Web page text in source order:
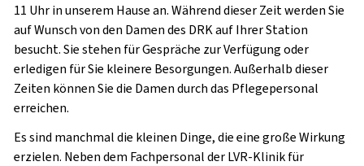
11 Uhr in unserem Hause an.Während dieser Zeit werden Sie
auf Wunsch von den Damen des DRK auf Ihrer Station
besucht. Sie stehen für Gespräche zur Verfügung oder
erledigen für Sie kleinere Besorgungen. Außerhalb dieser
Zeiten können Sie die Damen durch das Pflegepersonal
erreichen.
Es sind manchmal die kleinen Dinge, die eine große Wirkung
erzielen. Neben dem Fachpersonal der LVR-Klinik für